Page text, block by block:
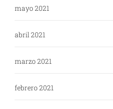
mayo 2021
abril 2021
marzo 2021
febrero 2021